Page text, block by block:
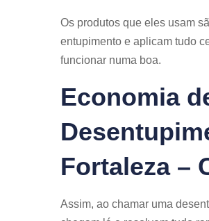
Os produtos que eles usam
entupimento e aplicam tudo
funcionar numa boa.
Economia
Fortaleza –
Assim, ao chamar uma